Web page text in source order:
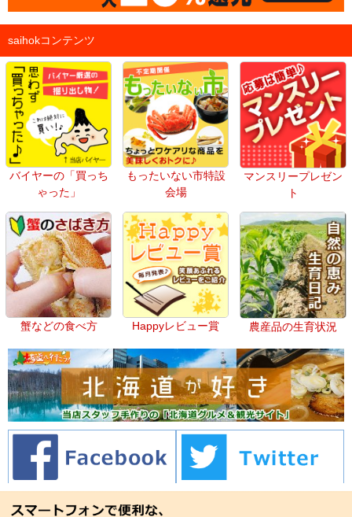
saihokコンテンツ
バイヤーの「買っち
ゃった」
もったいない市特設
会場
マンスリープレゼン
ト
蟹などの食べ方 Happyレビュー賞 農産品の生育状況